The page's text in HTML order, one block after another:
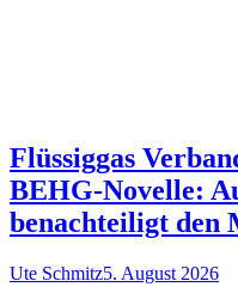
Flüssiggas
BEHG-Novelle:
benachteiligt den
Ute Schmitz5. August 2026